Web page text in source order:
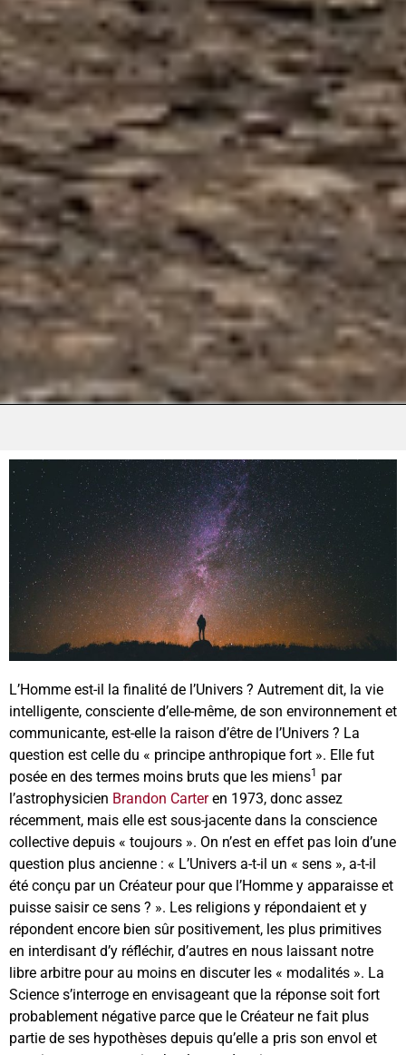
L’Homme est-il la finalité de l’Univers ? Autrement dit, la vie
intelligente, consciente d’elle-même, de son environnement et
communicante, est-elle la raison d’être de l’Univers ? La
question est celle du « principe anthropique fort ». Elle fut
posée en des termes moins bruts que les miens1 par
l’astrophysicien Brandon Carteren 1973, donc assez
récemment, mais elle est sous-jacente dans la conscience
collective depuis « toujours ». On n’est en effet pas loin d’une
question plus ancienne : « L’Univers a-t-il un « sens », a-t-il
été conçu par un Créateur pour que l’Homme y apparaisse et
puisse saisir ce sens ? ». Les religions y répondaient et y
répondent encore bien sûr positivement, les plus primitives
en interdisant d’y réfléchir, d’autres en nous laissant notre
libre arbitre pour au moins en discuter les « modalités ». La
Science s’interroge en envisageant que la réponse soit fort
probablement négative parce que le Créateur ne fait plus
partie de ses hypothèses depuis qu’elle a pris son envol et